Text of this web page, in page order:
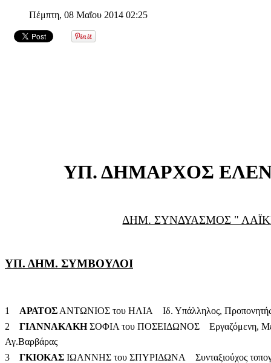
Πέμπτη, 08 Μαΐου 2014 02:25
ΥΠ. ΔΗΜΑΡΧΟΣ
ΔΗΜ. ΣΥΝΔΥΑΣΜΟΣ "
ΥΠ. ΔΗΜ. ΣΥΜΒΟΥΛΟΙ
1 ΑΡΑΤΟΣ ΑΝΤΩΝΙΟΣ του ΗΛΙΑ Ιδ. Υπάλληλος, Προπονητής
2 ΓΙΑΝΝΑΚΑΚΗΣΟΦΙΑ του ΠΟΣΕΙΔΩΝΟΣ Εργαζόμενη,
Αγ.Βαρβάρας
3 ΓΚΙΟΚΑΣ ΙΩΑΝΝΗΣ του ΣΠΥΡΙΔΩΝΑ Συνταξιούχος